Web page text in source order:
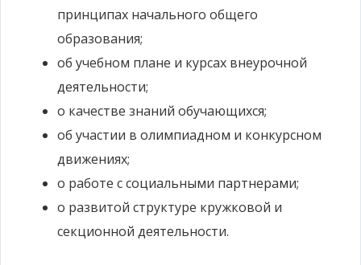
принципах начального общего
образования;
об учебном плане и курсах внеурочной
деятельности;
о качестве знаний обучающихся;
об участии в олимпиадном и конкурсном
движениях;
о работе с социальными партнерами;
о развитой структуре кружковой и
секционной деятельности.